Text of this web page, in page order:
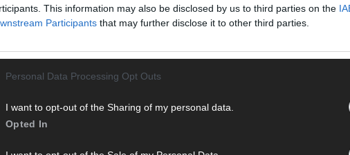
This information may also be disclosed by us to third parties on the
Participants that may further disclose it to other third parties.
Personal Data Processing Opt Outs
I want to opt-out of the Sharing of my personal data.
Opted In
mit und teile deine Perspektive. Mit * gekennzeichnete
Klarnamen (Vor- und Nachname) und eine gültige E-Mail-
prüfen jeden Kommentar kurz. Beiträge, die unsere
Beleidigungen, Hetze, Spam oder Werbung werden nicht